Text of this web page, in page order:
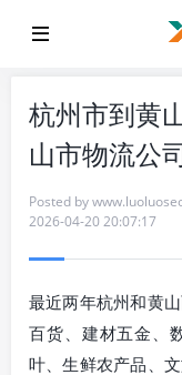
杭州市到黄
山市物流公
Posted by
2026-04-20 20:07:17
最近两年杭州和黄
百货、建材五金、
叶、生鲜农产品、